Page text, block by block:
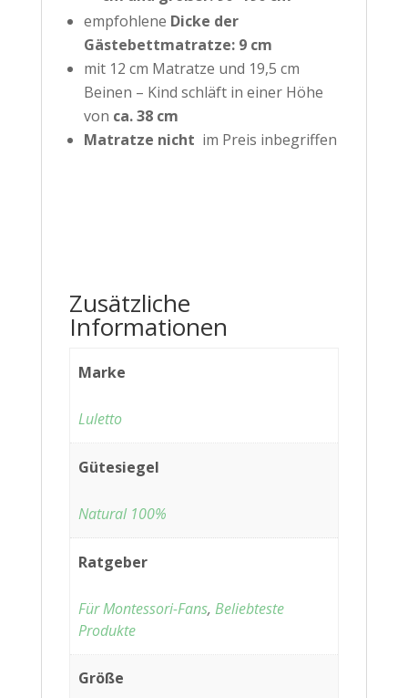
empfohlene Dicke der
Gästebettmatratze: 9 cm
mit 12 cm Matratze und 19,5 cm
Beinen – Kind schläft in einer Höhe
von ca. 38 cm
Matratze nicht im Preis inbegriffen
Zusätzliche
Informationen
Marke
Luletto
Gütesiegel
Natural 100%
Ratgeber
Für Montessori-Fans,Beliebteste
Produkte
Größe